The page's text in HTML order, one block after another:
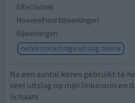
Effectiviteit
Hoeveelheid bijwerkingen
Bijwerkingen
netelroosachtige uitslag overal
Na een aantal keren gebruikt te
veel uitslag op mijn linkerarm en
lichaam.